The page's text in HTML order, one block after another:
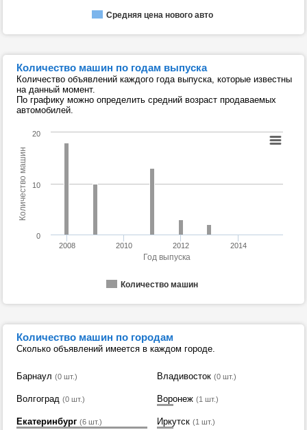
Средняя цена нового авто
Количество машин по годам выпуска
Количество объявлений каждого года выпуска, которые известны
на данный момент.
По графику можно определить средний возраст продаваемых
автомобилей.
Год выпуска
Количество машин
Количество машин
2008 2010 2012 2014
0
10
20
Количество машин по городам
Сколько объявлений имеется в каждом городе.
Барнаул (0 шт.) Владивосток (0 шт.)
Волгоград (0 шт.) Воронеж (1 шт.)
Екатеринбург (6 шт.) Иркутск (1 шт.)